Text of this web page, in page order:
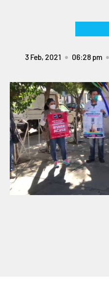
3 Feb, 2021 06:28 pm